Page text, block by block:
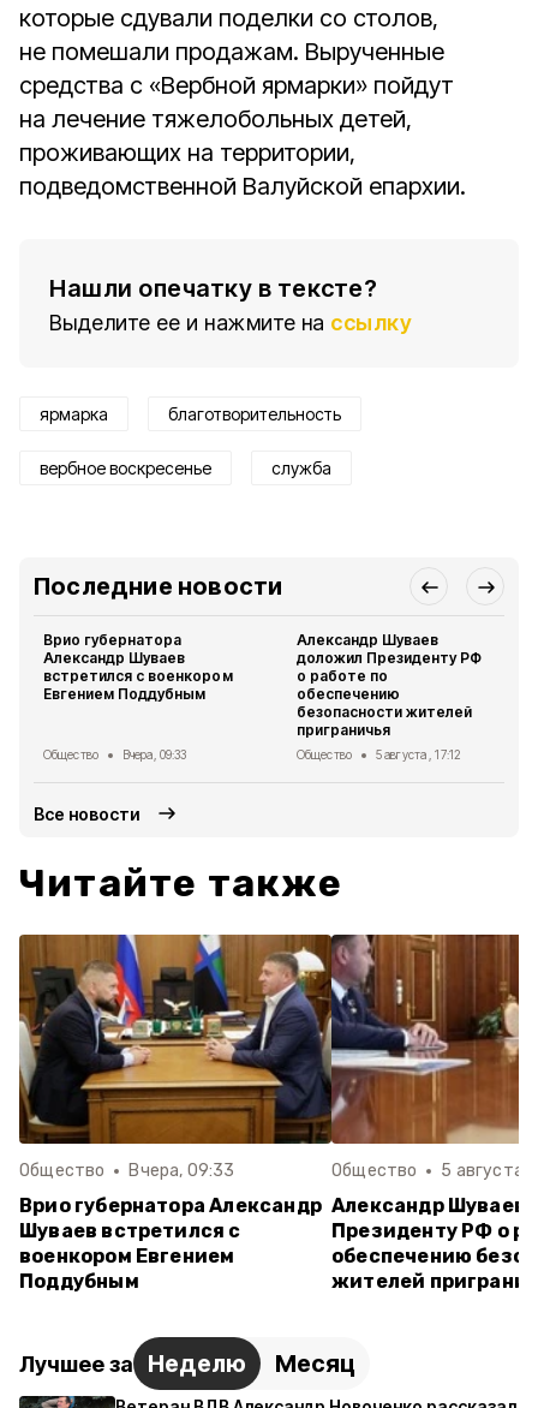
которые сдували поделки со столов,
не помешали продажам. Вырученные
средства с «Вербной ярмарки» пойдут
на лечение тяжелобольных детей,
проживающих на территории,
подведомственной Валуйской епархии.
Нашли опечатку в тексте?
Выделите ее и нажмите на ссылку
ярмарка благотворительность
вербное воскресенье служба
Последние новости
Врио губернатора
Александр Шуваев
встретился с военкором
Евгением Поддубным
Общество Вчера, 09:33
Александр Шуваев
доложил Президенту РФ
о работе по
обеспечению
безопасности жителей
приграничья
Общество 5 августа , 17:12
Все новости
Читайте также
Общество Вчера, 09:33
Врио губернатора Александр
Шуваев встретился с
военкором Евгением
Поддубным
Общество 5 августа ,
Александр Шуваев
Президенту РФ о
обеспечению
жителей
Лучшее за Неделю Месяц